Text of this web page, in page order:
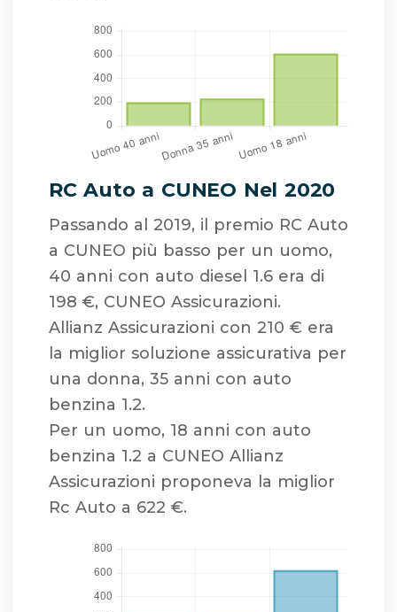
RC Auto a CUNEO Nel 2020
Passando al 2019, il premio RC Auto
a CUNEO più basso per un uomo,
40 anni con auto diesel 1.6 era di
198 €, CUNEO Assicurazioni.
Allianz Assicurazioni con 210 € era
la miglior soluzione assicurativa per
una donna, 35 anni con auto
benzina 1.2.
Per un uomo, 18 anni con auto
benzina 1.2 a CUNEO Allianz
Assicurazioni proponeva la miglior
Rc Auto a 622 €.